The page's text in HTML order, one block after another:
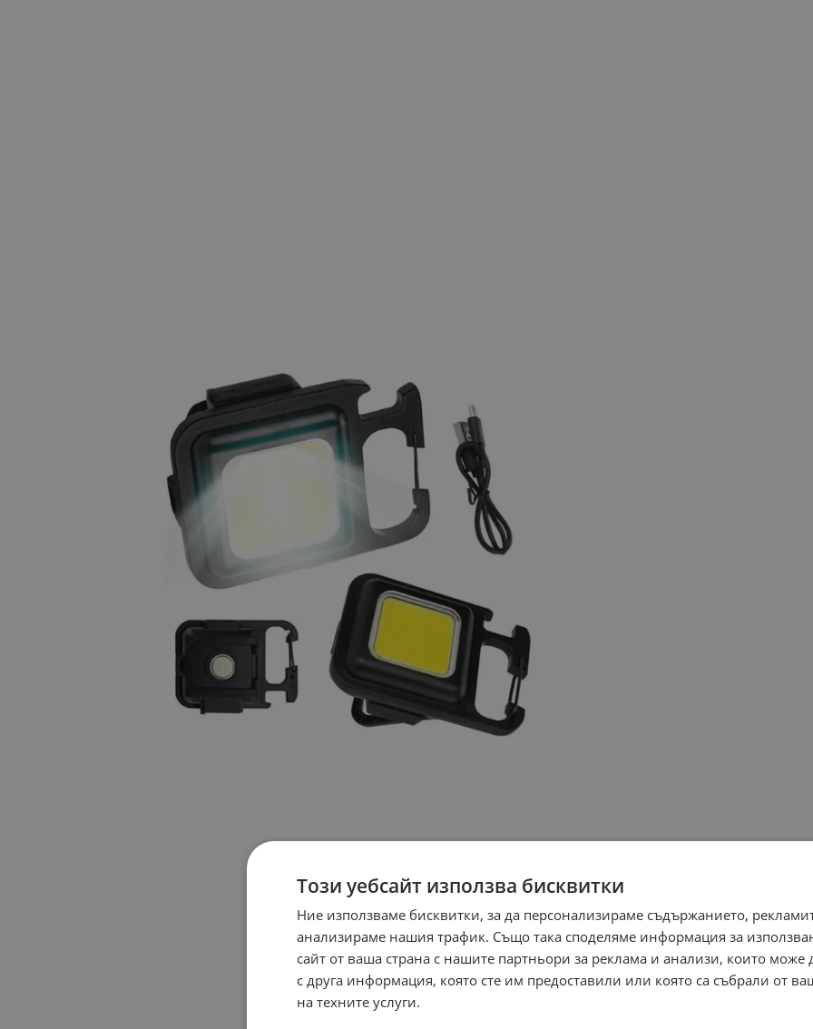
Този уебсайт използва бисквитки
Ние използваме бисквитки, за да персонализираме съдържанието,
анализираме нашия трафик. Също така споделяме информация за
сайт от ваша страна с нашите партньори за реклама и анализи, които може
с друга информация, която сте им предоставили или която са събрали от
на техните услуги.